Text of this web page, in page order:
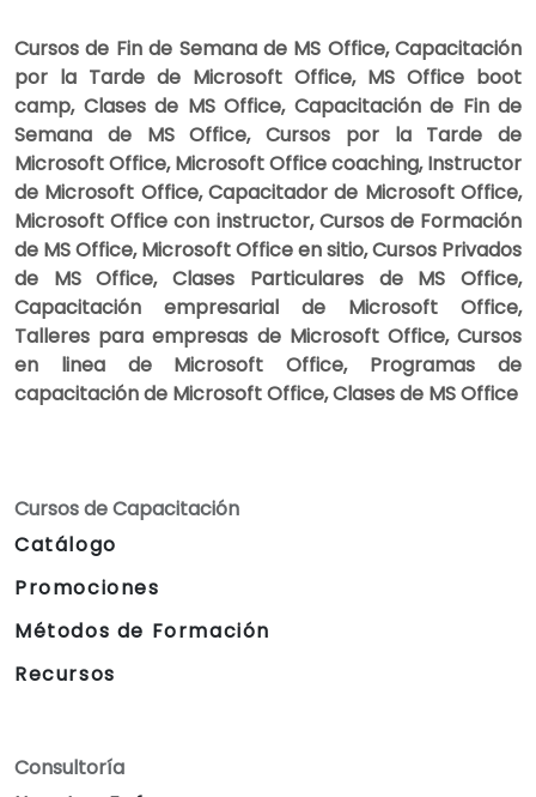
Cursos de Fin de Semana de MS Office, Capacitación
por la Tarde de Microsoft Office, MS Office boot
camp, Clases de MS Office, Capacitación de Fin de
Semana de MS Office, Cursos por la Tarde de
Microsoft Office, Microsoft Office coaching, Instructor
de Microsoft Office, Capacitador de Microsoft Office,
Microsoft Office con instructor, Cursos de Formación
de MS Office, Microsoft Office en sitio, Cursos Privados
de MS Office, Clases Particulares de MS Office,
Capacitación empresarial de Microsoft Office,
Talleres para empresas de Microsoft Office, Cursos
en linea de Microsoft Office, Programas de
capacitación de Microsoft Office, Clases de MS Office
Cursos de Capacitación
Catálogo
Promociones
Métodos de Formación
Recursos
Consultoría